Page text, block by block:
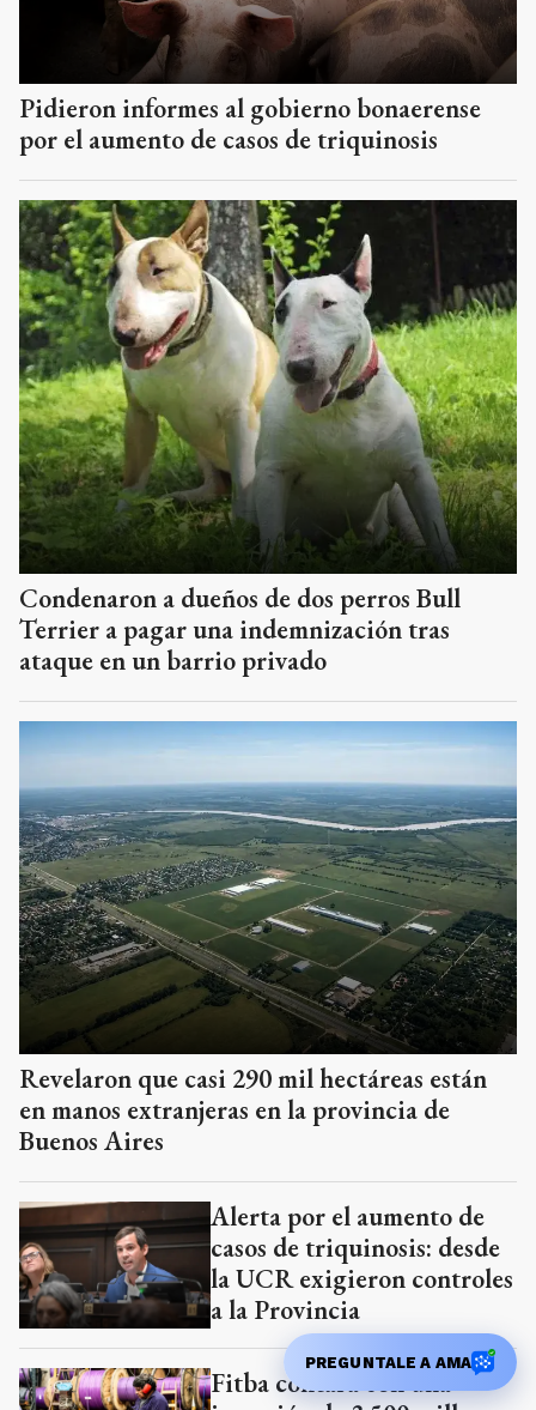
Pidieron informes al gobierno bonaerense
por el aumento de casos de triquinosis
Condenaron a dueños de dos perros Bull
Terrier a pagar una indemnización tras
ataque en un barrio privado
Revelaron que casi 290 mil hectáreas están
en manos extranjeras en la provincia de
Buenos Aires
Alerta por el aumento de
casos de triquinosis: desde
la UCR exigieron controles
a la Provincia
Fitba contará con una
PREGUNTALE A AMA